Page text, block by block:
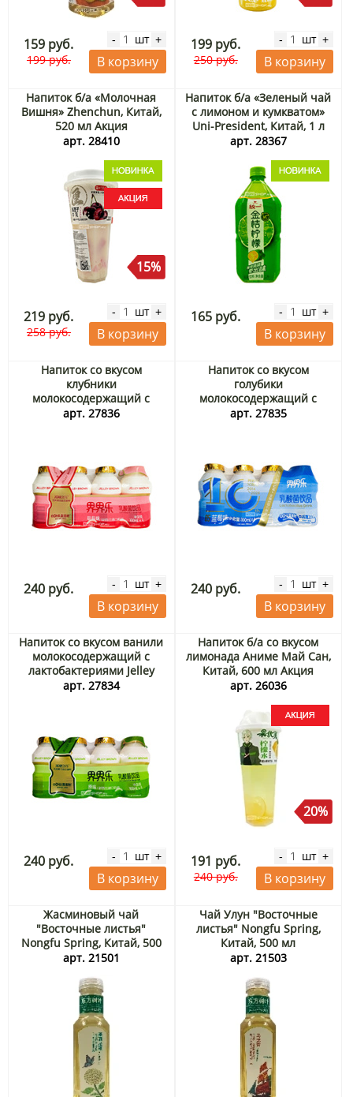
159 руб.
199 руб.
- шт +
В корзину
199 руб.
250 руб.
- шт +
В корзину
Напиток б/а «Молочная
Вишня» Zhenchun, Китай,
520 мл Акция
арт. 28410
15%
219 руб.
258 руб.
- шт +
В корзину
Напиток б/а «Зеленый чай
с лимоном и кумкватом»
Uni-President, Китай, 1 л
арт. 28367
165 руб. - шт +
В корзину
Напиток со вкусом
клубники
молокосодержащий с
лактобактериями и
арт. 27836
240 руб. - шт +
В корзину
Напиток со вкусом
голубики
молокосодержащий с
лактобактериями Jelley
арт. 27835
240 руб. - шт +
В корзину
Напиток со вкусом ванили
молокосодержащий с
лактобактериями Jelley
Brown, Китай, 4*100 мл
арт. 27834
240 руб. - шт +
В корзину
Напиток б/а со вкусом
лимонада Аниме Май Сан,
Китай, 600 мл Акция
арт. 26036
20%
191 руб.
240 руб.
- шт +
В корзину
Жасминовый чай
"Восточные листья"
Nongfu Spring, Китай, 500
мл
арт. 21501
Чай Улун "Восточные
листья" Nongfu Spring,
Китай, 500 мл
арт. 21503